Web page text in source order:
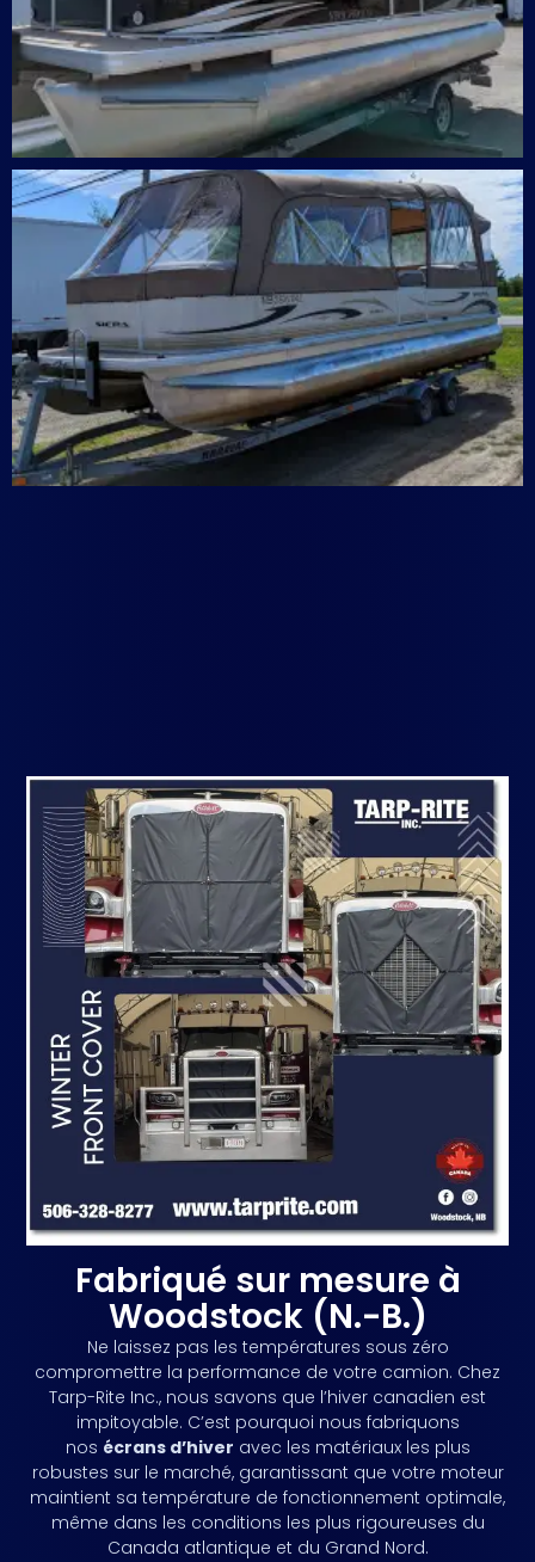
Fabriqué sur mesure à
Woodstock (N.-B.)
Ne laissez pas les températures sous zéro
compromettre la performance de votre camion. Chez
Tarp-Rite Inc., nous savons que l’hiver canadien est
impitoyable. C’est pourquoi nous fabriquons
nos écrans d’hiver avec les matériaux les plus
robustes sur le marché, garantissant que votre moteur
maintient sa température de fonctionnement optimale,
même dans les conditions les plus rigoureuses du
Canada atlantique et du Grand Nord.